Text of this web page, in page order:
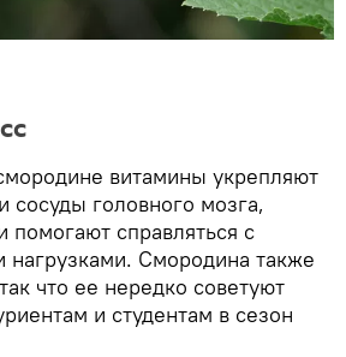
витамины укрепляют
сосуды головного мозга,
помогают справляться с
нагрузками. Смородина также
что ее нередко советуют
и студентам в сезон